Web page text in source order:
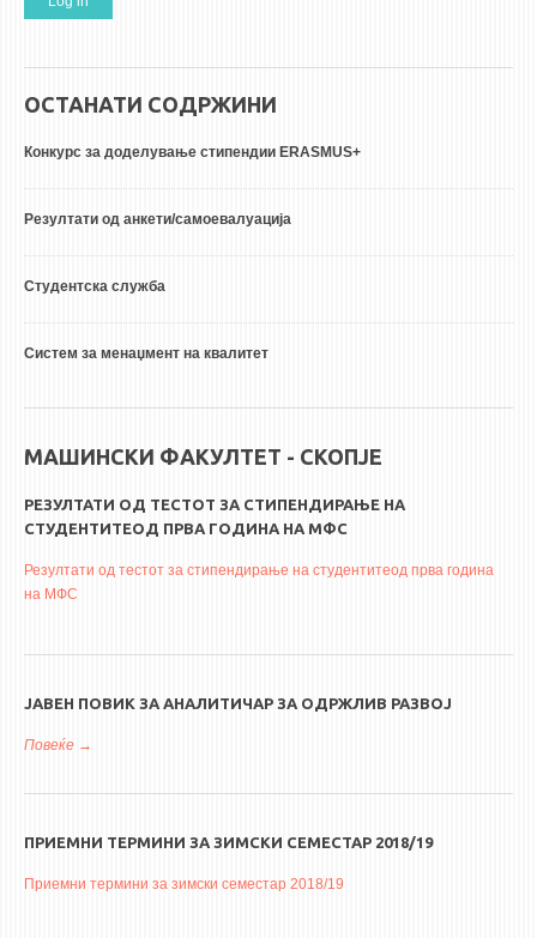
ОСТАНАТИ СОДРЖИНИ
Конкурс за доделување стипендии ERASMUS+
Резултати од анкети/самоевалуација
Студентска служба
Систем за менаџмент на квалитет
МАШИНСКИ ФАКУЛТЕТ - СКОПЈЕ
РЕЗУЛТАТИ ОД ТЕСТОТ ЗА СТИПЕНДИРАЊЕ НА
СТУДЕНТИТЕОД ПРВА ГОДИНА НА МФС
Резултати од тестот за стипендирање на студентитеод прва година
на МФС
ЈАВЕН ПОВИК ЗА АНАЛИТИЧАР ЗА ОДРЖЛИВ РАЗВОЈ
Повеќе за Јавен повик за Аналитичар за одржлив развој
ПРИЕМНИ ТЕРМИНИ ЗА ЗИМСКИ СЕМЕСТАР 2018/19
Приемни термини за зимски семестар 2018/19